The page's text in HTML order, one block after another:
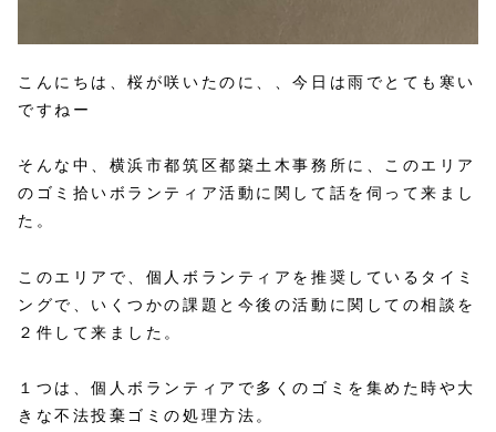
こんにちは、桜が咲いたのに、、今日は雨でとても寒い
ですねー
そんな中、横浜市都筑区都築土木事務所に、このエリア
のゴミ拾いボランティア活動に関して話を伺って来まし
た。
このエリアで、個人ボランティアを推奨しているタイミ
ングで、いくつかの課題と今後の活動に関しての相談を
２件して来ました。
１つは、個人ボランティアで多くのゴミを集めた時や大
きな不法投棄ゴミの処理方法。